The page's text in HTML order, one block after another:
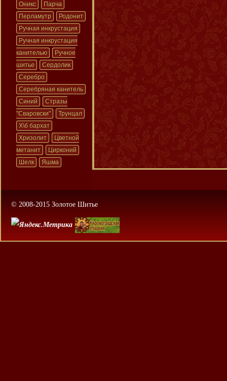
Оникс
Парча
Перламутр
Родонит
Ручная инкрустация
Ручная инкрустация
канителью
Ручное
шитье
Сердолик
Серебро
Серебряная канитель
Синий
Стразы
"Сваровски"
Трунцал
Х\б бархат
Хризолит
Цветной
метанит
Цирконий
Шелк
Яшма
© 2008-2015 Золотое Шитье